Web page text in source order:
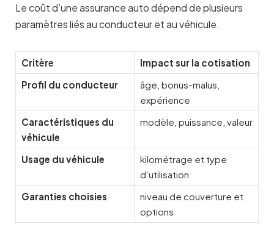
Le coût d’une assurance auto dépend de plusieurs
paramètres liés au conducteur et au véhicule.
Critère
Impact sur la cotisation
Profil du conducteur
âge, bonus-malus,
expérience
Caractéristiques du
véhicule
modèle, puissance, valeur
Usage du véhicule
kilométrage et type
d’utilisation
Garanties choisies
niveau de couverture et
options